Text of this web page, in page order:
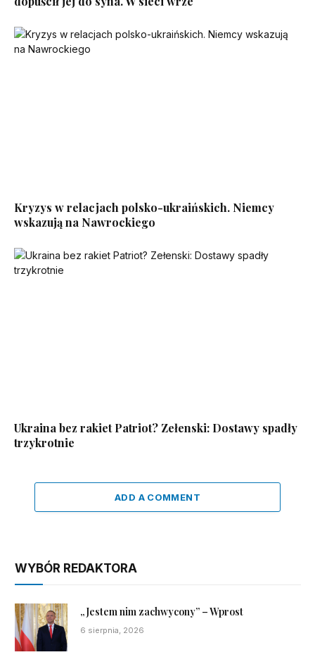
Kryzys w relacjach polsko-ukraińskich. Niemcy
wskazują na Nawrockiego
Ukraina bez rakiet Patriot? Zełenski: Dostawy spadły
trzykrotnie
ADD A COMMENT
WYBÓR REDAKTORA
„Jestem nim zachwycony” – Wprost
6 sierpnia, 2026